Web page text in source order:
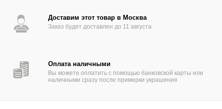
Доставим этот товар в Москва
Заказ будет доставлен до 11 августа
Оплата наличными
Вы можете оплатить с помощью банковской карты или
наличными сразу после примерки украшения